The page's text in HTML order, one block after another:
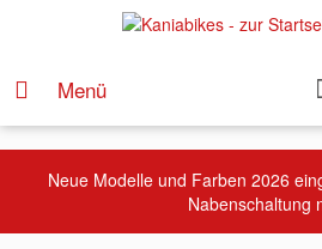
Menü
Neue Modelle und Farben 2026
Nabenschaltung